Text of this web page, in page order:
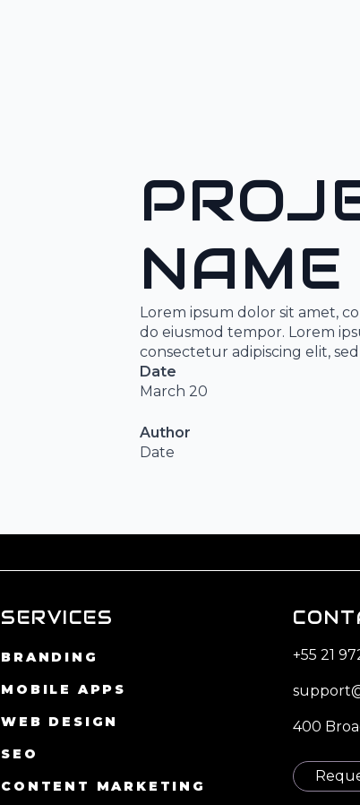
Lorem ipsum dolor sit amet,
do eiusmod tempor. Lorem
consectetur adipiscing elit,
Date
March 20
Author
Date
SERVICES
BRANDING
MOBILE APPS
WEB DESIGN
SEO
CONTENT MARKETING
+55 21
400